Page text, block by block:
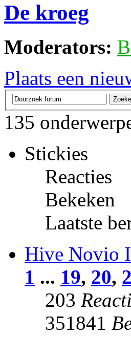
De kroeg
Moderators:
Plaats een
135
Stickies
Reacties
Bekeken
Laatste
Hive Novio
1 ... 19, 20,
203
351841